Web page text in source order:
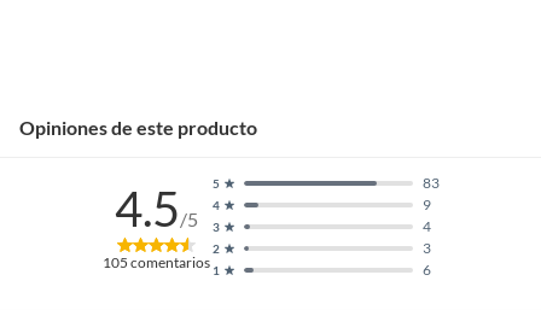
Opiniones de este producto
4.5/5
105 comentarios 1 6
2 3
3 4
4 9
5 83